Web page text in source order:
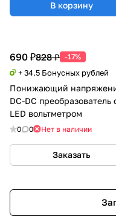
В корзину
690 ₽828 ₽ -17%
+ 34.5 Бонусных рублей
Понижающий
DC-DC преобразователь
LED вольтметром
0 0 Нет в наличии
Заказать